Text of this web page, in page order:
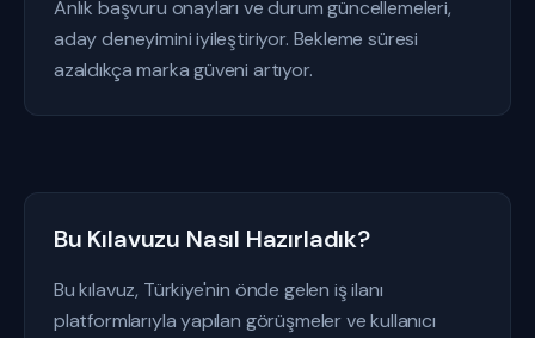
Anlık başvuru onayları ve durum güncellemeleri,
aday deneyimini iyileştiriyor. Bekleme süresi
azaldıkça marka güveni artıyor.
Bu Kılavuzu Nasıl Hazırladık?
Bu kılavuz, Türkiye'nin önde gelen iş ilanı
platformlarıyla yapılan görüşmeler ve kullanıcı